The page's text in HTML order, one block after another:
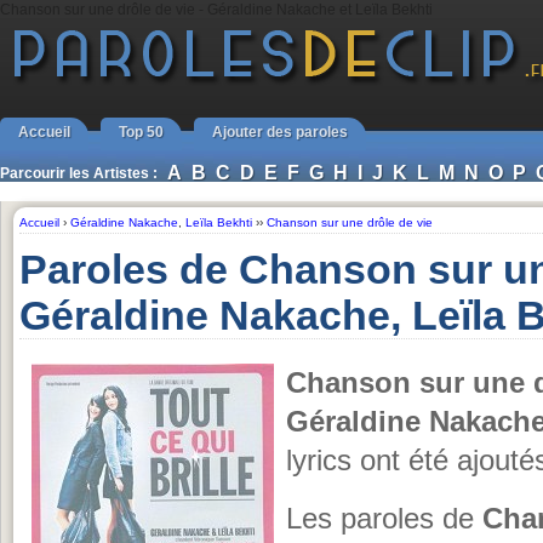
Accueil Top 50 Ajouter des paroles
Parcourir les Artistes : A B C D E F G H I J K L M N O P
Accueil › Géraldine Nakache Leïla Bekhti ›› Chanson sur une drôle de vie
Paroles de Chanson sur
Géraldine Nakache, Leïla
Chanson sur une
Géraldine
lyrics ont été
Les paroles de